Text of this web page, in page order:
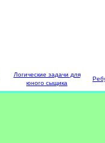
Логические задачи для
юного сыщика